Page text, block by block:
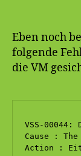
Eben noch
folgende
die VM
VSS-
Cause : The
Action :